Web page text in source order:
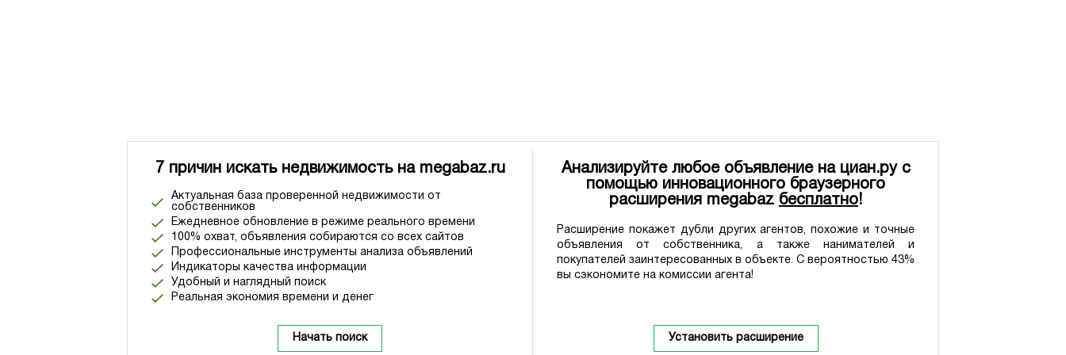
7 причин искать недвижимость на megabaz.ru
Актуальная база проверенной недвижимости от
собственников
Ежедневное обновление в режиме реального времени
100% охват, объявления собираются со всех сайтов
Профессиональные инструменты анализа объявлений
Индикаторы качества информации
Удобный и наглядный поиск
Реальная экономия времени и денег
Начать поиск
Анализируйте любое объявление на циан.ру с
помощью инновационного браузерного
расширения megabaz бесплатно!
Расширение покажет дубли других агентов, похожие и точные
объявления от собственника, а также нанимателей и
покупателей заинтересованных в объекте. С вероятностью 43%
вы сэкономите на комиссии агента!
Установить расширение